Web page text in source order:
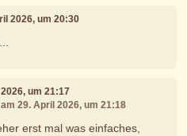
2026, um 20:30
um 21:17
29. April 2026, um 21:18
erst mal was einfaches,